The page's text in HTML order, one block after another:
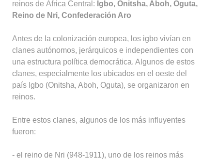
reinos de África Central: Igbo, Onitsha, Aboh, Oguta,
Reino de Nri, Confederación Aro
Antes de la colonización europea, los igbo vivían en
clanes autónomos, jerárquicos e independientes con
una estructura política democrática. Algunos de estos
clanes, especialmente los ubicados en el oeste del
país Igbo (Onitsha, Aboh, Oguta), se organizaron en
reinos.
Entre estos clanes, algunos de los más influyentes
fueron:
- el reino de Nri (948-1911), uno de los reinos más